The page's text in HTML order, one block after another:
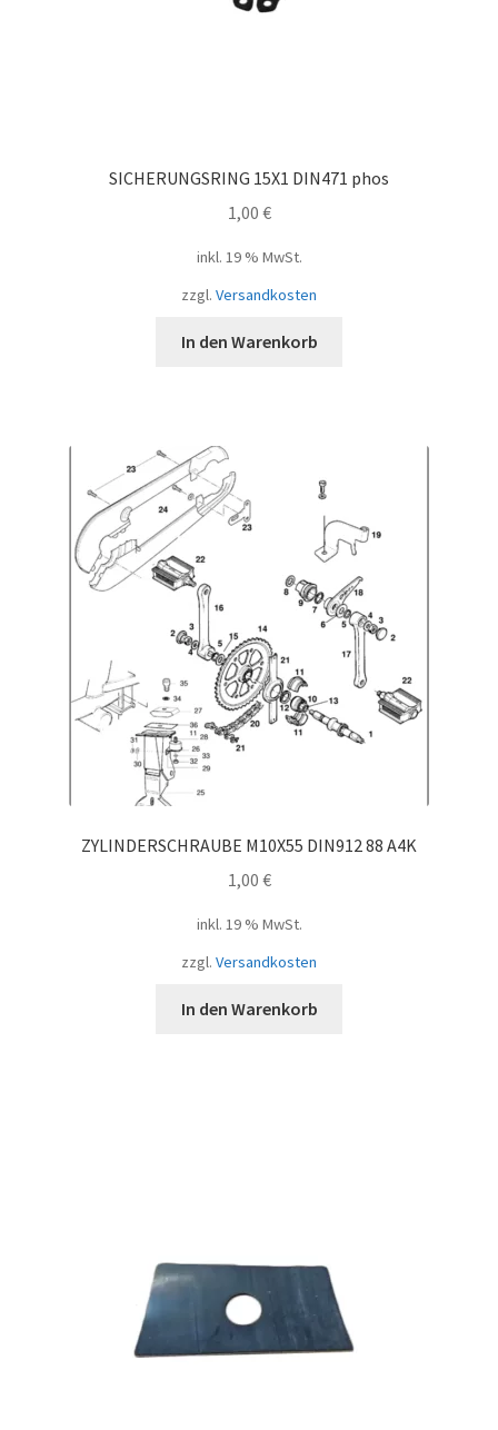
SICHERUNGSRING 15X1 DIN471 phos
1,00 €
inkl. 19 % MwSt.
zzgl. Versandkosten
In den Warenkorb
ZYLINDERSCHRAUBE M10X55 DIN912 88 A4K
1,00 €
inkl. 19 % MwSt.
zzgl. Versandkosten
In den Warenkorb